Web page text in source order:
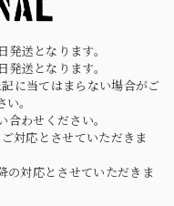
送となります。
送となります。
に当てはまらない場合がご
。
わせください。
対応とさせていただきま
の対応とさせていただきま